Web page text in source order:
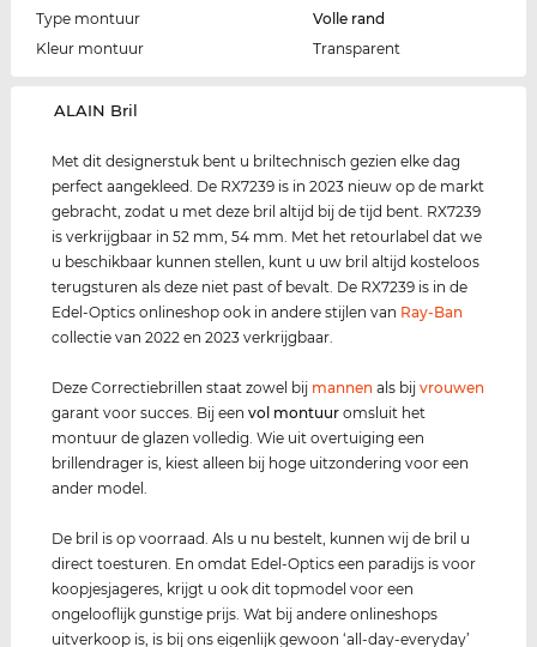
Type montuur
Volle rand
Kleur montuur
Transparent
‌ALAIN Bril
Met dit designerstuk bent u briltechnisch gezien elke dag
perfect aangekleed. De RX7239 is in 2023 nieuw op de markt
gebracht, zodat u met deze bril altijd bij de tijd bent. RX7239
is verkrijgbaar in 52 mm, 54 mm. Met het retourlabel dat we
u beschikbaar kunnen stellen, kunt u uw bril altijd kosteloos
terugsturen als deze niet past of bevalt. De RX7239 is in de
Edel-Optics onlineshop ook in andere stijlen van Ray-Ban
collectie van 2022 en 2023 verkrijgbaar.
Deze Correctiebrillen staat zowel bij mannen als bijvrouwen
garant voor succes. Bij eenvol montuur omsluit het
montuur de glazen volledig. Wie uit overtuiging een
brillendrager is, kiest alleen bij hoge uitzondering voor een
ander model.
De bril is op voorraad. Als u nu bestelt, kunnen wij de bril u
direct toesturen. En omdat Edel-Optics een paradijs is voor
koopjesjageres, krijgt u ook dit topmodel voor een
ongelooflijk gunstige prijs. Wat bij andere onlineshops
uitverkoop is, is bij ons eigenlijk gewoon ‘all-day-everyday’